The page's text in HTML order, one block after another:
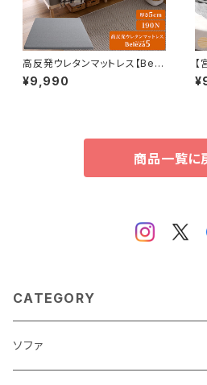
高反発ウレタンマットレス【Bele
za5-ベレーザ・ファイブ-】(クイ
ーン) ORM-05Q
¥9,990
整
商品一覧に
CATEGORY
ソファ